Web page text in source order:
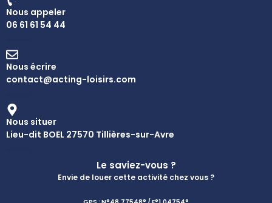
Nous appeler
06 61 61 54 44
Nous écrire
contact@acting-loisirs.com
Nous situer
Lieu-dit BOEL 27570 Tillières-sur-Avre
Le saviez-vous ?
Envie de louer cette activité chez vous ?